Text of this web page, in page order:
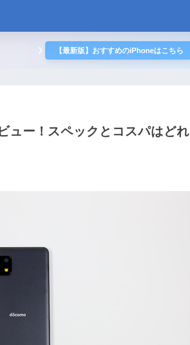
【最新版】おすすめのiPhoneはこちら
ュー！スペックとコスパはどれ